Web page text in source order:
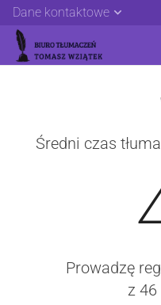
Dane kontaktowe
Średni czas
Prowadzę
z